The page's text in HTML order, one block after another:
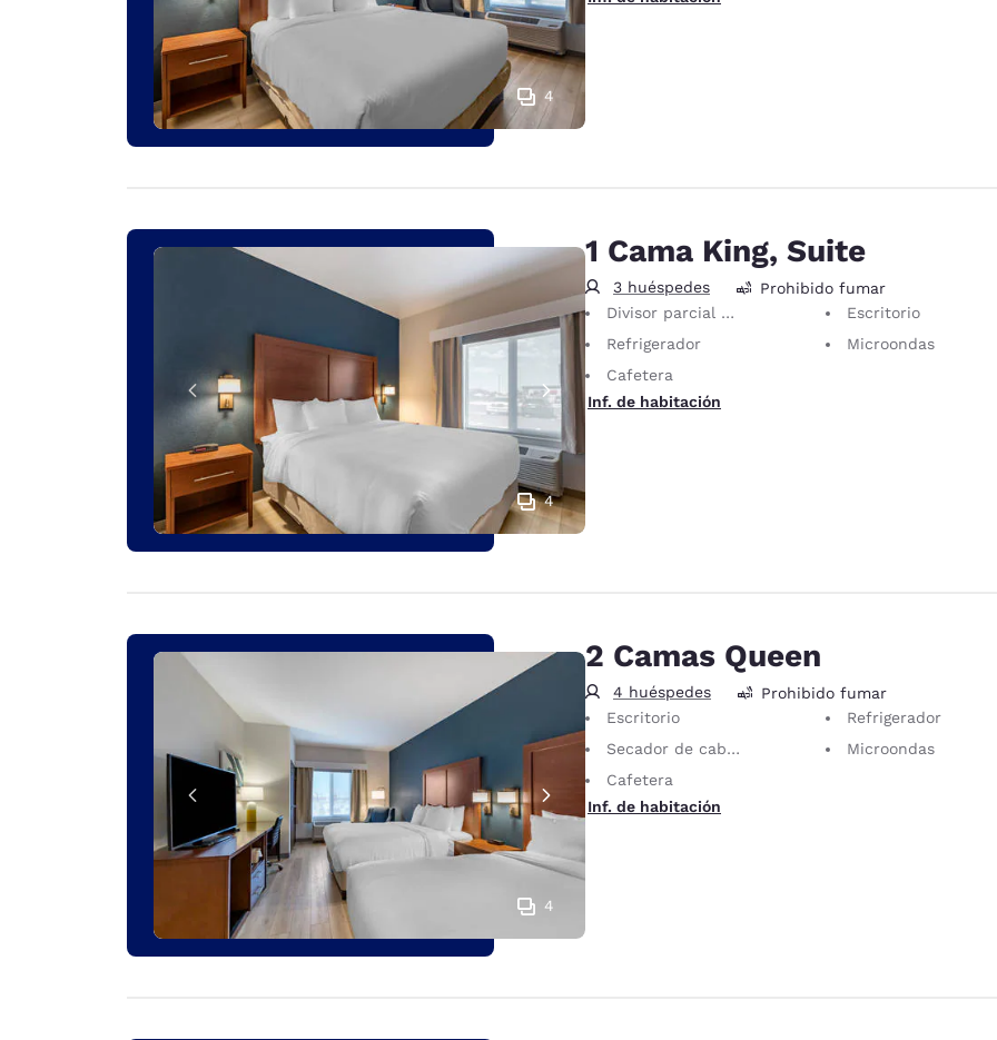
4
4
1 Cama King, Suite
3 huéspedes
Prohibido fumar
Divisor parcial de habitación
Escritorio
Refrigerador
Microondas
Cafetera
Inf. de habitación
4
2 Camas Queen
4 huéspedes
Prohibido fumar
Escritorio
Refrigerador
Secador de cabello
Microondas
Cafetera
Inf. de habitación